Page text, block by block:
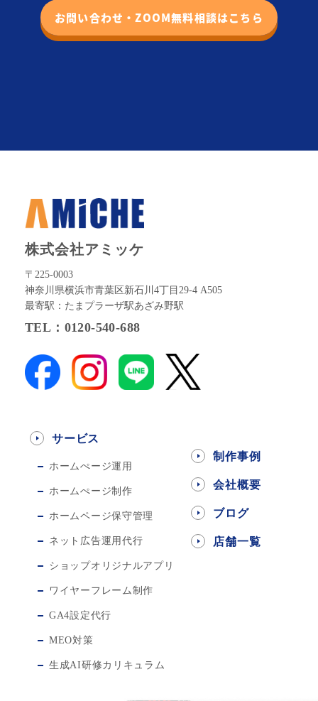
お問い合わせ・ZOOM無料相談はこちら
株式会社アミッケ
〒225-0003
神奈川県横浜市青葉区新石川4丁目29-4 A505
最寄駅：たまプラーザ駅あざみ野駅
TEL：0120-540-688
サービス
ホームぺージ運用
ホームぺージ制作
ホームページ保守管理
ネット広告運用代行
ショップオリジナルアプリ
ワイヤーフレーム制作
GA4設定代行
MEO対策
生成AI研修カリキュラム
制作事例
会社概要
ブログ
店舗一覧